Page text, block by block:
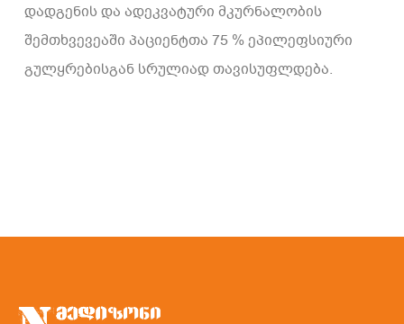
დადგენის და ადეკვატური მკურნალობის
შემთხვევეაში პაციენტთა 75 % ეპილეფსიური
გულყრებისგან სრულიად თავისუფლდება.